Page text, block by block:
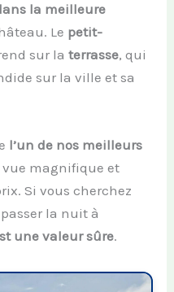
la meilleure
Le petit-
sur laterrasse, qui
sur la ville et sa
l’un de nos meilleurs
magnifique et
Si vous cherchez
la nuit à
une valeur sûre.